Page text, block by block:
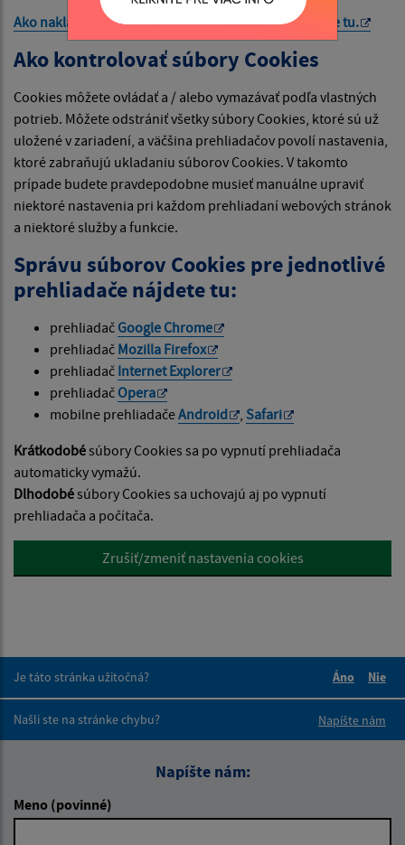
Ako nakladá Google s vašimi súbormi Cookies nájdetetu.
Ako kontrolovať súbory Cookies
Cookies môžete ovládať a / alebo vymazávať podľa vlastných
potrieb. Môžete odstrániť všetky súbory Cookies, ktoré sú už
uložené v zariadení, a väčšina prehliadačov povolí nastavenia,
ktoré zabraňujú ukladaniu súborov Cookies. V takomto
prípade budete pravdepodobne musieť manuálne upraviť
niektoré nastavenia pri každom prehliadaní webových stránok
a niektoré služby a funkcie.
Správu súborov Cookies pre jednotlivé
prehliadače nájdete tu:
prehliadač Google Chrome
prehliadač Mozilla Firefox
prehliadač Internet Explorer
prehliadač Opera
mobilne prehliadačeAndroid
Safari
Krátkodobésúbory Cookies sa po vypnutí prehliadača
automaticky vymažú.
Dlhodobésúbory Cookies sa uchovajú aj po vypnutí
prehliadača a počítača.
Zrušiť/zmeniť nastavenia cookies
Je táto stránka užitočná?
Áno
Nie
Našli ste na stránke chybu?
Napíšte nám
Napíšte nám:
Meno (povinné)